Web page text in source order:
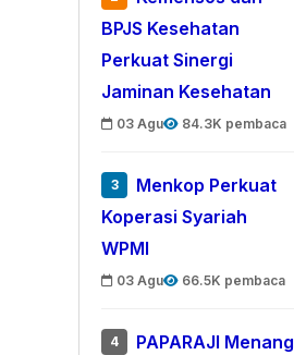
BPJS Kesehatan
Perkuat Sinergi
Jaminan Kesehatan
03 Agu 84.3K pembaca
3
Menkop Perkuat
Koperasi Syariah
WPMI
03 Agu 66.5K pembaca
4
PAPARAJI Menang